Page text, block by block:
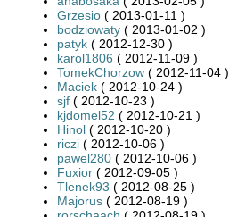
Grzesio ( 2013-01-11 )
bodziowaty ( 2013-01-02 )
patyk ( 2012-12-30 )
karol1806 ( 2012-11-09 )
TomekChorzow ( 2012-11-04 )
Maciek ( 2012-10-24 )
sjf ( 2012-10-23 )
kjdomel52 ( 2012-10-21 )
Hinol ( 2012-10-20 )
riczi ( 2012-10-06 )
pawel280 ( 2012-10-06 )
Fuxior ( 2012-09-05 )
Tlenek93 ( 2012-08-25 )
Majorus ( 2012-08-19 )